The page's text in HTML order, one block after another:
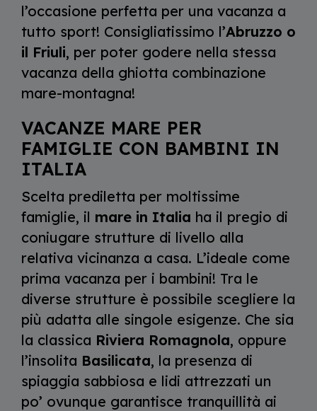
l’occasione perfetta per una vacanza a
tutto sport! Consigliatissimo l’Abruzzo o
il Friuli, per poter godere nella stessa
vacanza della ghiotta combinazione
mare-montagna!
VACANZE MARE PER
FAMIGLIE CON BAMBINI IN
ITALIA
Scelta prediletta per moltissime
famiglie, il mare in Italia ha il pregio di
coniugare strutture di livello alla
relativa vicinanza a casa. L’ideale come
prima vacanza per i bambini! Tra le
diverse strutture è possibile scegliere la
più adatta alle singole esigenze. Che sia
la classica Riviera Romagnola, oppure
l’insolita Basilicata, la presenza di
spiaggia sabbiosa e lidi attrezzati un
po’ ovunque garantisce tranquillità ai